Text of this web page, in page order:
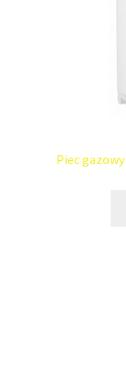
Piec gazowy